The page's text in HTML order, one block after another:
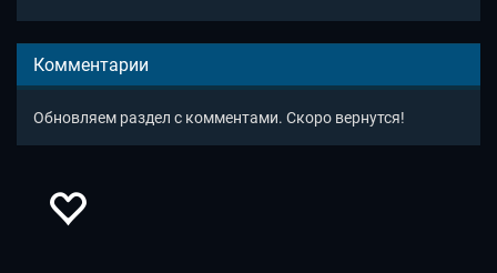
Комментарии
Обновляем раздел с комментами. Скоро вернутся!